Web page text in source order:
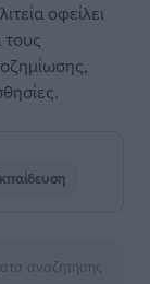
οφείλει
τους
αναζήτησης